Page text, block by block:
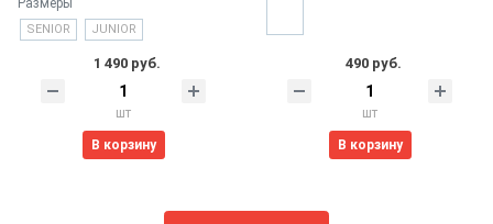
Размеры
SENIOR JUNIOR
1 490 руб.
шт
В корзину
490 руб.
шт
В корзину